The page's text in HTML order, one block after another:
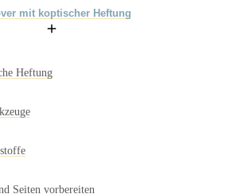
mit koptischer Heftung
Heftung
Seiten vorbereiten